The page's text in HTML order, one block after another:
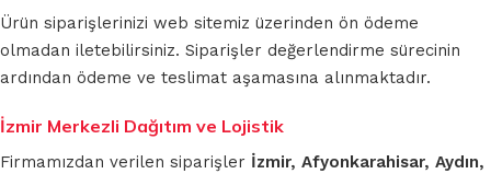
Ürün siparişlerinizi web sitemiz üzerinden ön ödeme
olmadan iletebilirsiniz. Siparişler değerlendirme sürecinin
ardından ödeme ve teslimat aşamasına alınmaktadır.
İzmir Merkezli Dağıtım ve Lojistik
Firmamızdan verilen siparişler İzmir, Afyonkarahisar, Aydın,